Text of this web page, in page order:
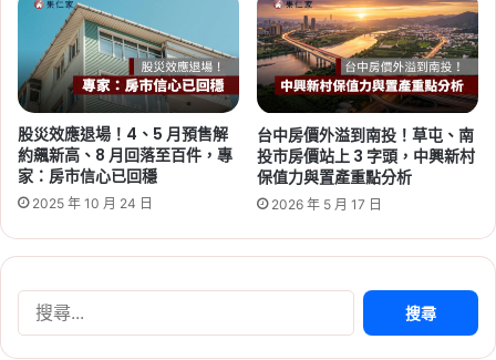
會住宅申請
2026-06-16
桃園航空城 2 大社會住宅啟
動！橫埔、誠聖近 1800 戶招
Tag:
社宅戶數,桃園社會住宅,桃園租屋,社會住宅
股災效應退場！4、5 月預售解
約飆新高、8 月回落至百件，專
家：房市信心已回穩
2025 年 10 月 24 日
台中房價外溢到南投！草屯、南
投市房價站上 3 字頭，中興新村
保值力與置產重點分析
2026 年 5 月 17 日
搜